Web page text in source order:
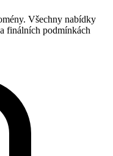
Všechny nabídky
finálních podmínkách